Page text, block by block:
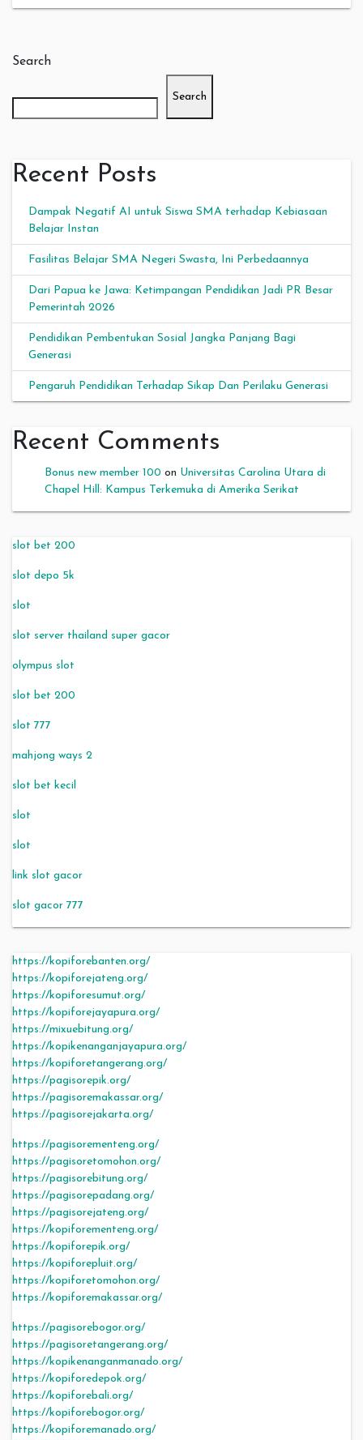
Search
Search
Recent Posts
Dampak Negatif AI untuk Siswa SMA terhadap Kebiasaan
Belajar Instan
Fasilitas Belajar SMA Negeri Swasta, Ini Perbedaannya
Dari Papua ke Jawa: Ketimpangan Pendidikan Jadi PR Besar
Pemerintah 2026
Pendidikan Pembentukan Sosial Jangka Panjang Bagi
Generasi
Pengaruh Pendidikan Terhadap Sikap Dan Perilaku Generasi
Recent Comments
Bonus new member 100 on Universitas Carolina Utara di
Chapel Hill: Kampus Terkemuka di Amerika Serikat
slot bet 200
slot depo 5k
slot
slot server thailand super gacor
olympus slot
slot bet 200
slot 777
mahjong ways 2
slot bet kecil
slot
slot
link slot gacor
slot gacor 777
https://kopiforebanten.org/
https://kopiforejateng.org/
https://kopiforesumut.org/
https://kopiforejayapura.org/
https://mixuebitung.org/
https://kopikenanganjayapura.org/
https://kopiforetangerang.org/
https://pagisorepik.org/
https://pagisoremakassar.org/
https://pagisorejakarta.org/
https://pagisorementeng.org/
https://pagisoretomohon.org/
https://pagisorebitung.org/
https://pagisorepadang.org/
https://pagisorejateng.org/
https://kopiforementeng.org/
https://kopiforepik.org/
https://kopiforepluit.org/
https://kopiforetomohon.org/
https://kopiforemakassar.org/
https://pagisorebogor.org/
https://pagisoretangerang.org/
https://kopikenanganmanado.org/
https://kopiforedepok.org/
https://kopiforebali.org/
https://kopiforebogor.org/
https://kopiforemanado.org/